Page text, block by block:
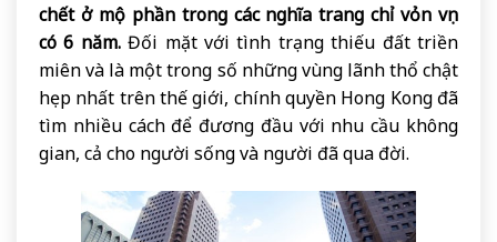
chết ở mộ phần trong các nghĩa trang chỉ vỏn vẹn
có 6 năm.Đối mặt với tình trạng thiếu đất triền
miên và là một trong số những vùng lãnh thổ chật
hẹp nhất trên thế giới, chính quyền Hong Kong đã
tìm nhiều cách để đương đầu với nhu cầu không
gian, cả cho người sống và người đã qua đời.